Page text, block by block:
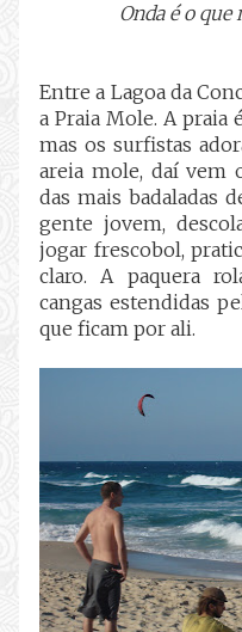
Onda é o
Entre a Lagoa da
a Praia Mole. A praia
mas os surfistas
areia mole, daí vem
das mais badaladas
gente jovem,
jogar frescobol,
claro. A paquera
cangas estendidas
que ficam por ali.